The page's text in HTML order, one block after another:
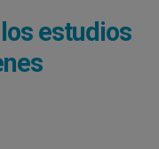
estudios